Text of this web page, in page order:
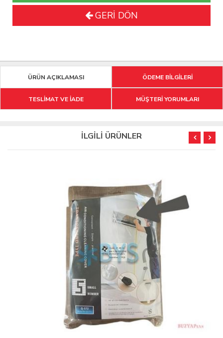
GERİ DÖN
ÜRÜN AÇIKLAMASI ÖDEME BİLGİLERİ
TESLİMAT VE İADE MÜŞTERİ YORUMLARI
İLGİLİ ÜRÜNLER